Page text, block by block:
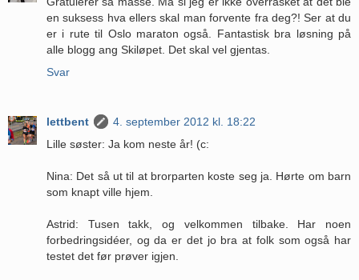
en suksess hva ellers skal man forvente fra deg?! Ser at du
er i rute til Oslo maraton også. Fantastisk bra løsning på
alle blogg ang Skiløpet. Det skal vel gjentas.
Svar
lettbent
4. september 2012 kl. 18:22
Lille søster: Ja kom neste år! (c:
Nina: Det så ut til at brorparten koste seg ja. Hørte om barn
som knapt ville hjem.
Astrid: Tusen takk, og velkommen tilbake. Har noen
forbedringsidéer, og da er det jo bra at folk som også har
testet det før prøver igjen.